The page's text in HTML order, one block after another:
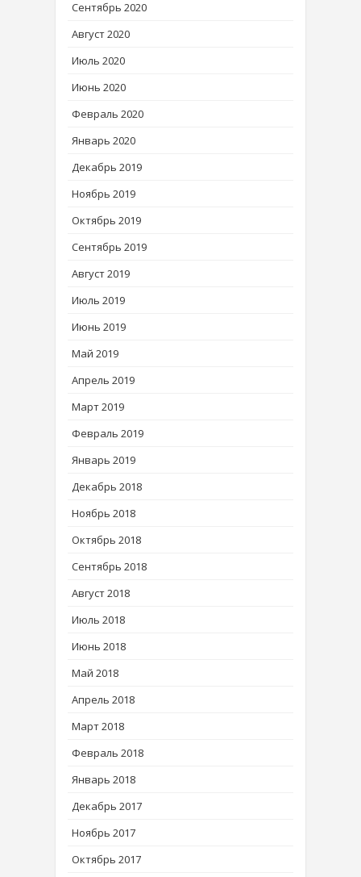
Сентябрь 2020
Август 2020
Июль 2020
Июнь 2020
Февраль 2020
Январь 2020
Декабрь 2019
Ноябрь 2019
Октябрь 2019
Сентябрь 2019
Август 2019
Июль 2019
Июнь 2019
Май 2019
Апрель 2019
Март 2019
Февраль 2019
Январь 2019
Декабрь 2018
Ноябрь 2018
Октябрь 2018
Сентябрь 2018
Август 2018
Июль 2018
Июнь 2018
Май 2018
Апрель 2018
Март 2018
Февраль 2018
Январь 2018
Декабрь 2017
Ноябрь 2017
Октябрь 2017